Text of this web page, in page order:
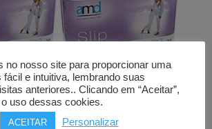
no nosso site para proporcionar uma
fácil e intuitiva, lembrando suas
anteriores.. Clicando em “Aceitar”,
uso dessas cookies.
ACEITAR Personalizar